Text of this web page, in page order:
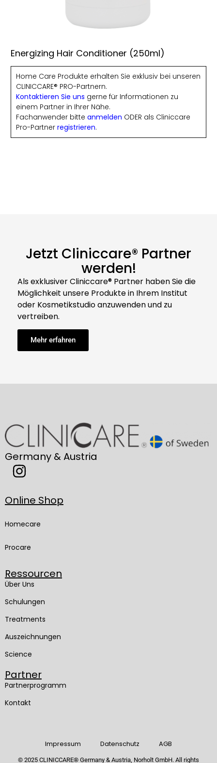
Energizing Hair Conditioner (250ml)
Home Care Produkte erhalten Sie exklusiv bei unseren
CLINICCARE® PRO-Partnern.
Kontaktieren Sie uns gerne für Informationen zu
einem Partner in Ihrer Nähe.
Fachanwender bitteanmelden ODER als Cliniccare
Pro-Partnerregistrieren.
Jetzt Cliniccare® Partner
werden!
Als exklusiver Cliniccare® Partner haben Sie die
Möglichkeit unsere Produkte in Ihrem Institut
oder Kosmetikstudio anzuwenden und zu
vertreiben.
Mehr erfahren
Germany & Austria
Online Shop
Homecare
Procare
Ressourcen
Über Uns
Schulungen
Treatments
Auszeichnungen
Science
Partner
Partnerprogramm
Kontakt
Impressum Datenschutz AGB
© 2025 CLINICCARE® Germany & Austria, Norholt GmbH. All rights